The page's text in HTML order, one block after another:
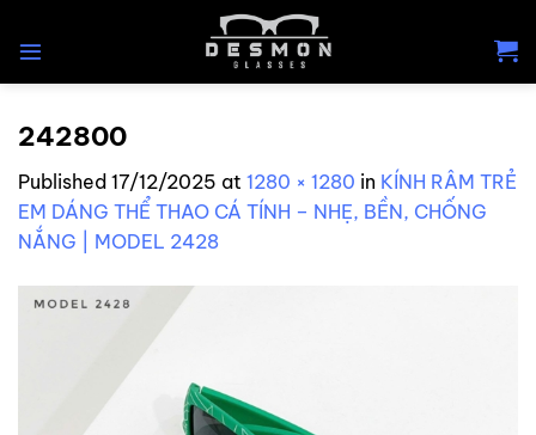
242800
Published 17/12/2025 at 1280 × 1280 in KÍNH RÂM TRẺ
EM DÁNG THỂ THAO CÁ TÍNH – NHẸ, BỀN, CHỐNG
NẮNG | MODEL 2428